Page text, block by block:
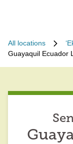
All locations
Guayaquil Ecuador